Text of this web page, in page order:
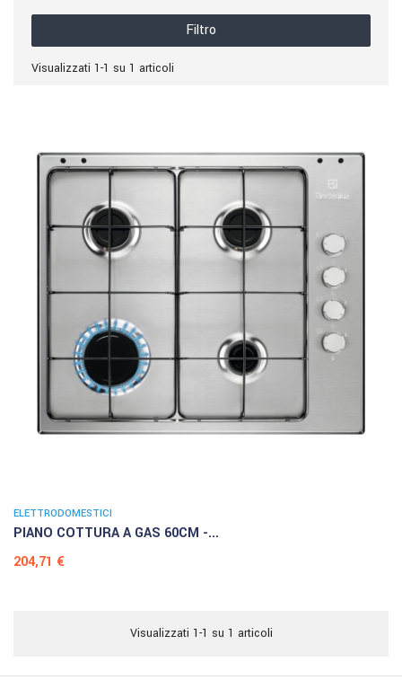
Filtro
Visualizzati 1-1 su 1 articoli
ELETTRODOMESTICI
PIANO COTTURA A GAS 60CM -...
Prezzo
204,71 €
Visualizzati 1-1 su 1 articoli